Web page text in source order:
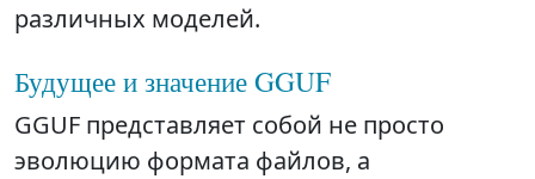
различных моделей.
Будущее и значение GGUF
GGUF представляет собой не просто
эволюцию формата файлов, а